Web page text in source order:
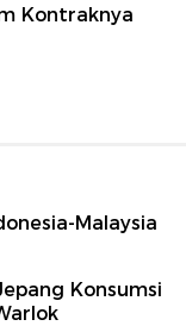
Kontraknya
Malaysia
Konsumsi